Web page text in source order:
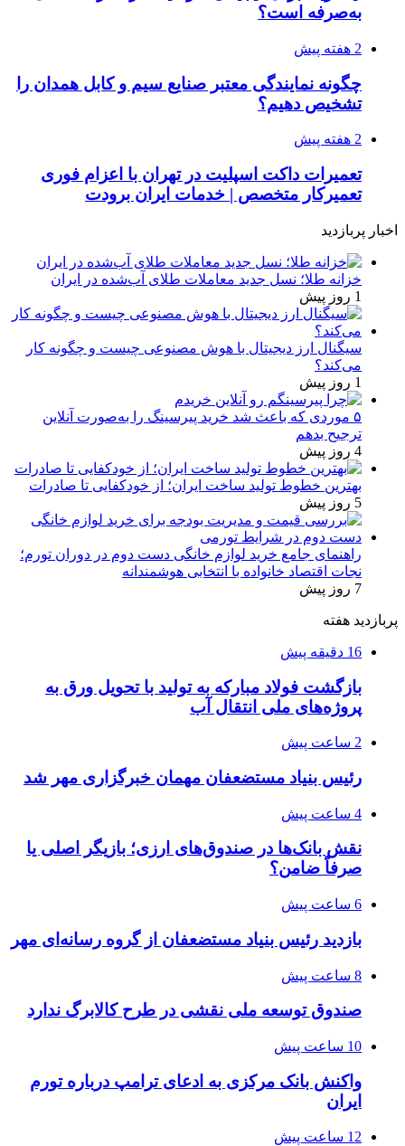
به‌صرفه است؟
2 هفته پیش
چگونه نمایندگی معتبر صنایع سیم و کابل همدان را
تشخیص دهیم؟
2 هفته پیش
تعمیرات داکت اسپلیت در تهران با اعزام فوری
تعمیرکار متخصص | خدمات ایران برودت
اخبار پربازدید
خزانه طلا؛ نسل جدید معاملات طلای آب‌شده در ایران
1 روز پیش
سیگنال ارز دیجیتال با هوش مصنوعی چیست و چگونه کار
می‌کند؟
1 روز پیش
۵ موردی که باعث شد خرید پیرسینگ را به‌صورت آنلاین
ترجیح بدهم
4 روز پیش
بهترین خطوط تولید ساخت ایران؛ از خودکفایی تا صادرات
5 روز پیش
راهنمای جامع خرید لوازم خانگی دست دوم در دوران تورم؛
نجات اقتصاد خانواده با انتخابی هوشمندانه
7 روز پیش
پربازدید هفته
16 دقیقه پیش
بازگشت فولاد مبارکه به تولید با تحویل ورق به
پروژه‌های ملی انتقال آب
2 ساعت پیش
رئیس بنیاد مستضعفان مهمان خبرگزاری مهر شد
4 ساعت پیش
نقش بانک‌ها در صندوق‌های ارزی؛ بازیگر اصلی یا
صرفاً ضامن؟
6 ساعت پیش
بازدید رئیس بنیاد مستضعفان از گروه رسانه‌ای مهر
8 ساعت پیش
صندوق توسعه ملی نقشی در طرح کالابرگ ندارد
10 ساعت پیش
واکنش بانک مرکزی به ادعای ترامپ درباره تورم
ایران
12 ساعت پیش